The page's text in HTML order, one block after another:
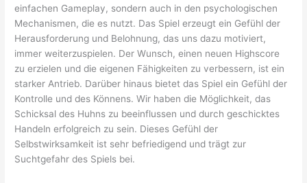
einfachen Gameplay, sondern auch in den psychologischen
Mechanismen, die es nutzt. Das Spiel erzeugt ein Gefühl der
Herausforderung und Belohnung, das uns dazu motiviert,
immer weiterzuspielen. Der Wunsch, einen neuen Highscore
zu erzielen und die eigenen Fähigkeiten zu verbessern, ist ein
starker Antrieb. Darüber hinaus bietet das Spiel ein Gefühl der
Kontrolle und des Könnens. Wir haben die Möglichkeit, das
Schicksal des Huhns zu beeinflussen und durch geschicktes
Handeln erfolgreich zu sein. Dieses Gefühl der
Selbstwirksamkeit ist sehr befriedigend und trägt zur
Suchtgefahr des Spiels bei.